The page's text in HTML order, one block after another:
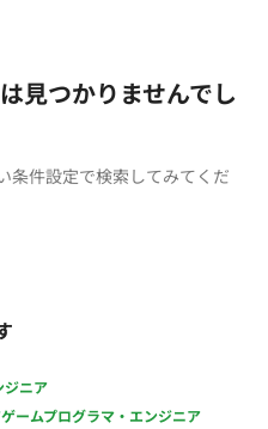
見つかりませんでし
条件設定で検索してみてくだ
ジニア
ゲームプログラマ・エンジニア